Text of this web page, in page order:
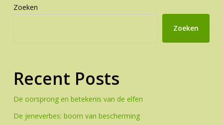
Zoeken
Zoeken
Recent Posts
De oorsprong en betekenis van de elfen
De jeneverbes: boom van bescherming